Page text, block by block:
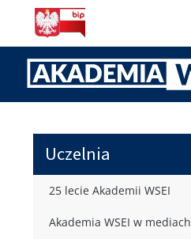
Uczelnia
25 lecie Akademii WSEI
Akademia WSEI w mediach